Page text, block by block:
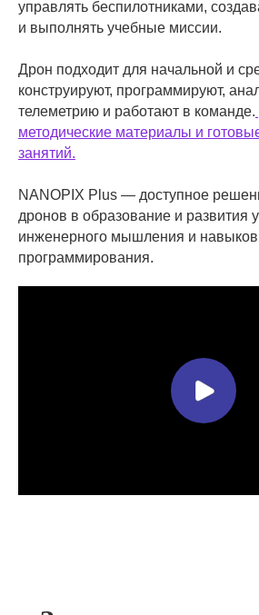
управлять беспилотниками,
и выполнять учебные миссии.
Дрон подходит для начальной и
конструируют, программируют,
телеметрию и работают в команде.
методические материалы и
занятий.
NANOPIX Plus — доступное
дронов в образование и развития
инженерного мышления и навыков
программирования.